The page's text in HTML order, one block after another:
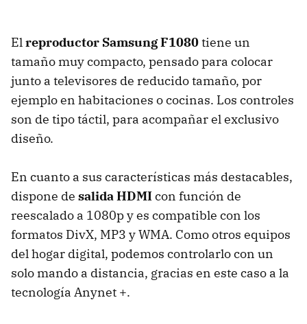
Elreproductor Samsung F1080tiene un
tamaño muy compacto, pensado para colocar
junto a televisores de reducido tamaño, por
ejemplo en habitaciones o cocinas. Los controles
son de tipo táctil, para acompañar el exclusivo
diseño.
En cuanto a sus características más destacables,
dispone de salida HDMIcon función de
reescalado a 1080p y es compatible con los
formatos DivX, MP3 y WMA. Como otros equipos
del hogar digital, podemos controlarlo con un
solo mando a distancia, gracias en este caso a la
tecnología Anynet +.